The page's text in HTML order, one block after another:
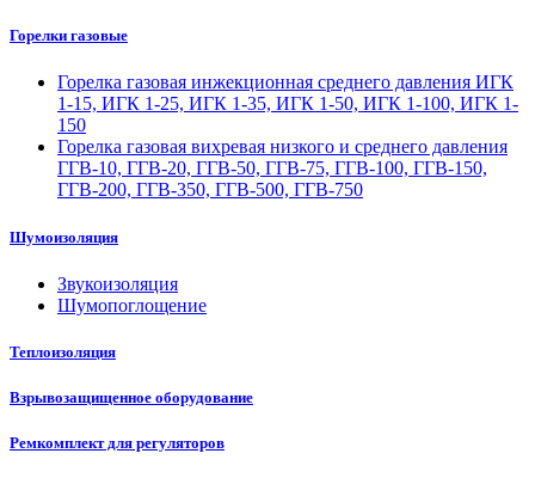
Горелки газовые
Горелка газовая инжекционная среднего давления ИГК
1-15, ИГК 1-25, ИГК 1-35, ИГК 1-50, ИГК 1-100, ИГК 1-
150
Горелка газовая вихревая низкого и среднего давления
ГГВ-10, ГГВ-20, ГГВ-50, ГГВ-75, ГГВ-100, ГГВ-150,
ГГВ-200, ГГВ-350, ГГВ-500, ГГВ-750
Шумоизоляция
Звукоизоляция
Шумопоглощение
Теплоизоляция
Взрывозащищенное оборудование
Ремкомплект для регуляторов